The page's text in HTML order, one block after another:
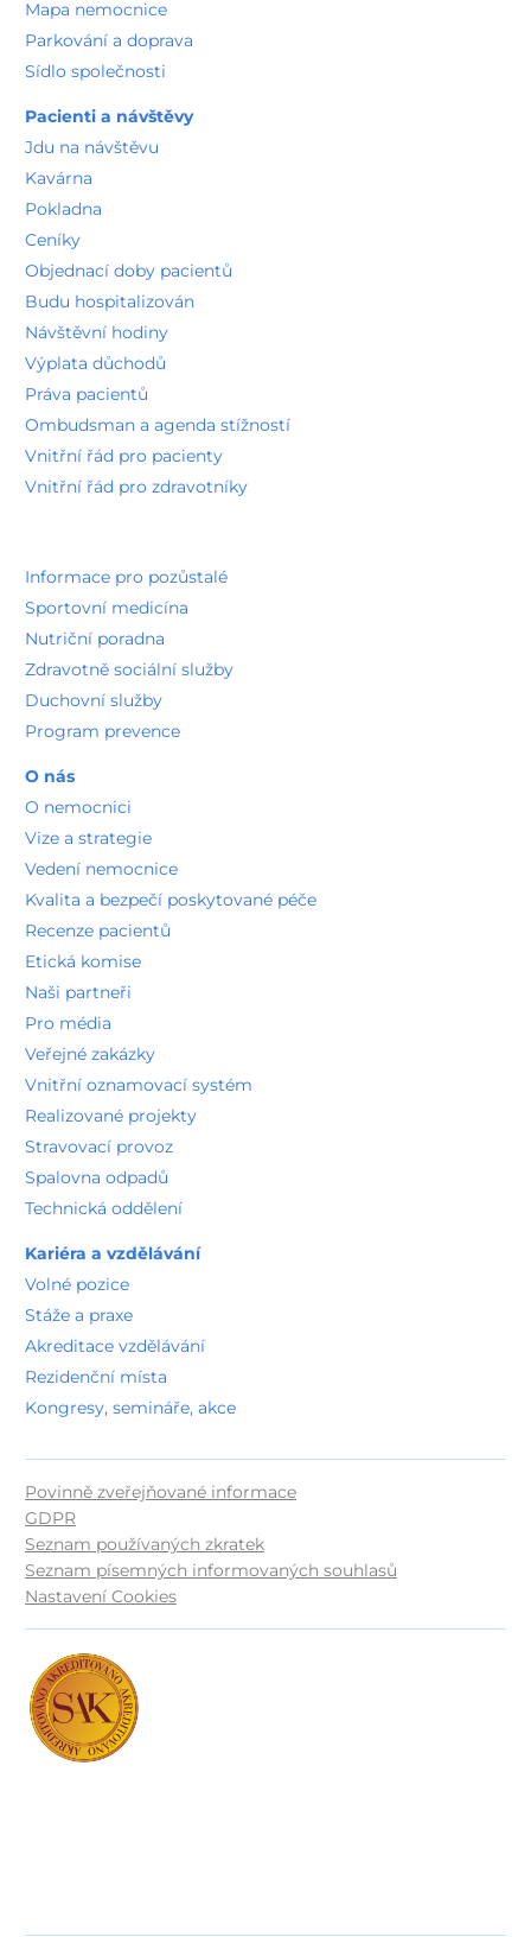
Mapa nemocnice
Parkování a doprava
Sídlo společnosti
Pacienti a návštěvy
Jdu na návštěvu
Kavárna
Pokladna
Ceníky
Objednací doby pacientů
Budu hospitalizován
Návštěvní hodiny
Výplata důchodů
Práva pacientů
Ombudsman a agenda stížností
Vnitřní řád pro pacienty
Vnitřní řád pro zdravotníky
Informace pro pozůstalé
Sportovní medicína
Nutriční poradna
Zdravotně sociální služby
Duchovní služby
Program prevence
O nás
O nemocnici
Vize a strategie
Vedení nemocnice
Kvalita a bezpečí poskytované péče
Recenze pacientů
Etická komise
Naši partneři
Pro média
Veřejné zakázky
Vnitřní oznamovací systém
Realizované projekty
Stravovací provoz
Spalovna odpadů
Technická oddělení
Kariéra a vzdělávání
Volné pozice
Stáže a praxe
Akreditace vzdělávání
Rezidenční místa
Kongresy, semináře, akce
Povinně zveřejňované informace
GDPR
Seznam používaných zkratek
Seznam písemných informovaných souhlasů
Nastavení Cookies